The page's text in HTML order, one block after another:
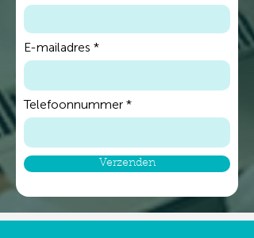
E-mailadres
Telefoonnummer
Verzenden